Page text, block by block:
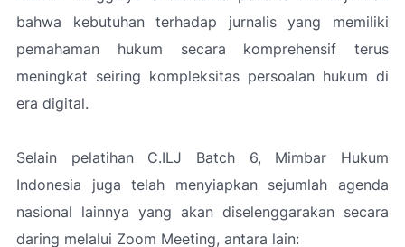
bahwa kebutuhan terhadap jurnalis yang memiliki
pemahaman hukum secara komprehensif terus
meningkat seiring kompleksitas persoalan hukum di
era digital.
Selain pelatihan C.ILJ Batch 6, Mimbar Hukum
Indonesia juga telah menyiapkan sejumlah agenda
nasional lainnya yang akan diselenggarakan secara
daring melalui Zoom Meeting, antara lain: